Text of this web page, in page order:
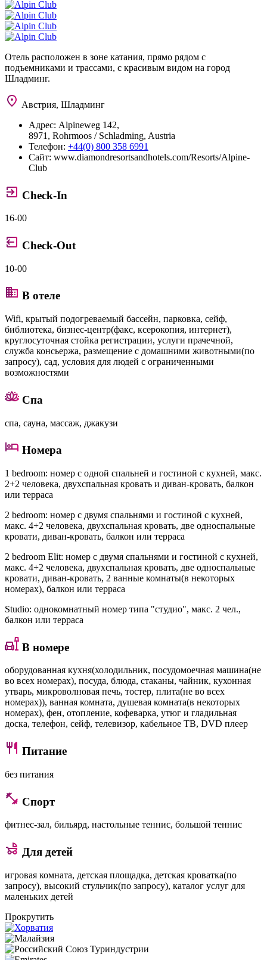
Отель расположен в зоне катания, прямо рядом с
подъемниками и трассами, с красивым видом на город
Шладминг.
Австрия, Шладминг
Адрес: Alpineweg 142,
8971, Rohrmoos / Schladming, Austria
Телефон: +44(0) 800 358 6991
Сайт: www.diamondresortsandhotels.com/Resorts/Alpine-
Club
Check-In
16-00
Check-Out
10-00
В отеле
Wifi, крытый подогреваемый бассейн, парковка, сейф,
библиотека, бизнес-центр(факс, ксерокопия, интернет),
круглосуточная стойка регистрации, услуги прачечной,
служба консьержа, размещение с домашними животными(по
запросу), сад, условия для людей с ограниченными
возможностями
Спа
спа, сауна, массаж, джакузи
Номера
1 bedroom: номер с одной спальней и гостиной с кухней, макс.
2+2 человека, двухспальная кровать и диван-кровать, балкон
или терраса
2 bedroom: номер с двумя спальнями и гостиной с кухней,
макс. 4+2 человека, двухспальная кровать, две односпальные
кровати, диван-кровать, балкон или терраса
2 bedroom Elit: номер с двумя спальнями и гостиной с кухней,
макс. 4+2 человека, двухспальная кровать, две односпальные
кровати, диван-кровать, 2 ванные комнаты(в некоторых
номерах), балкон или терраса
Studio: однокомнатный номер типа "студио", макс. 2 чел.,
балкон или терраса
В номере
оборудованная кухня(холодильник, посудомоечная машина(не
во всех номерах), посуда, блюда, стаканы, чайник, кухонная
утварь, микроволновая печь, тостер, плита(не во всех
номерах)), ванная комната, душевая комната(в некоторых
номерах), фен, отопление, кофеварка, утюг и гладильная
доска, телефон, сейф, телевизор, кабельное ТВ, DVD плеер
Питание
без питания
Спорт
фитнес-зал, бильярд, настольные теннис, большой теннис
Для детей
игровая комната, детская площадка, детская кроватка(по
запросу), высокий стульчик(по запросу), каталог услуг для
маленьких детей
Прокрутить